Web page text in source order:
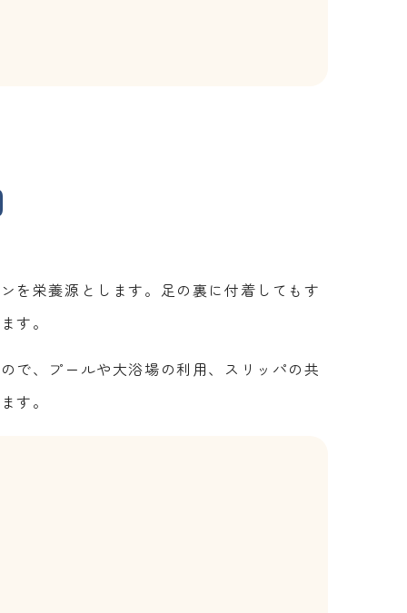
を栄養源とします。足の裏に付着してもす
す。
で、プールや大浴場の利用、スリッパの共
す。